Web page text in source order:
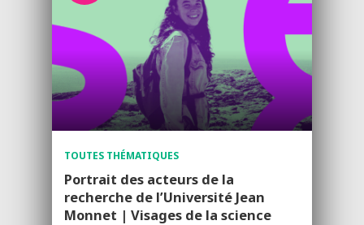
TOUTES THÉMATIQUES
Portrait des acteurs de la
recherche de l’Université Jean
Monnet | Visages de la science